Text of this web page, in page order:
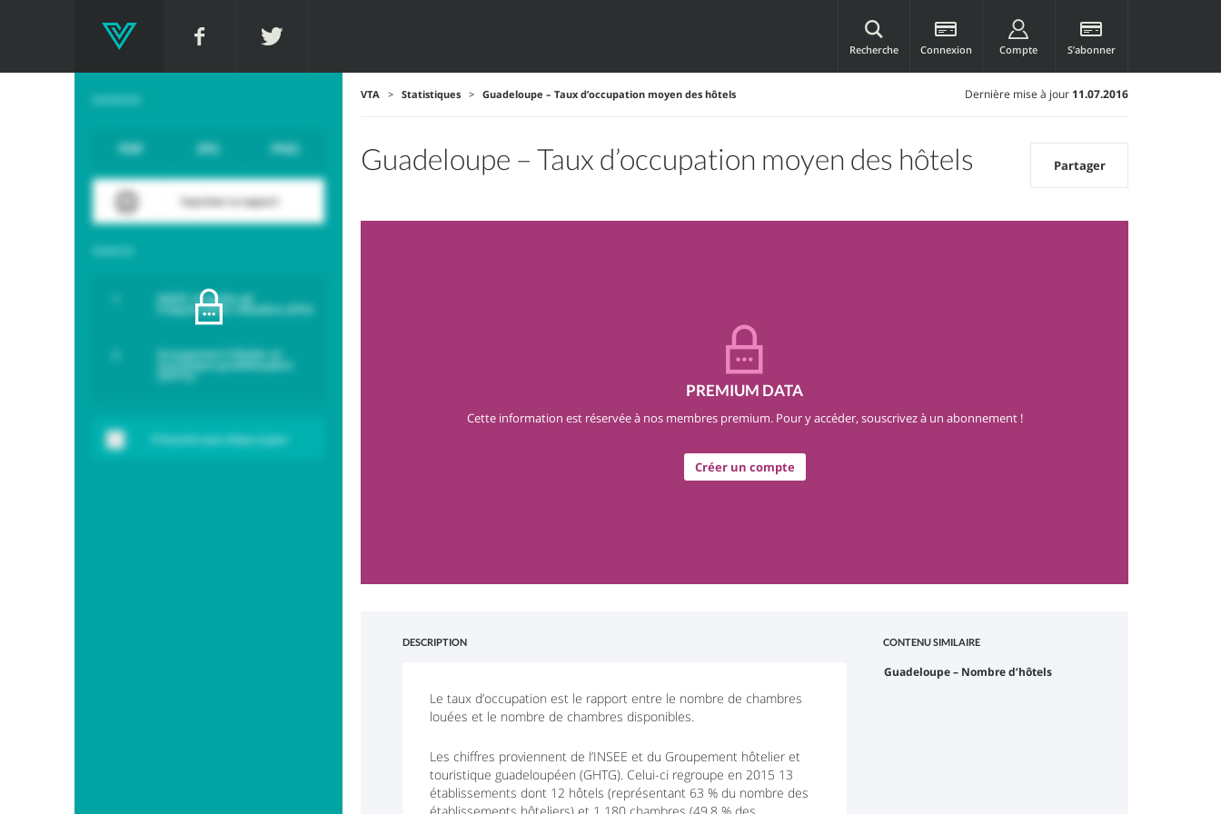
Recherche Connexion Compte S’abonner
PDF JPG PNG
Imprimer ce rapport
INSEE, Enquête de
Fréquentation Hôtelière (EFH)
Groupement hôtelier et
touristique guadeloupéen
(GHTG)
S'inscrire aux mises à jour
VTA > Statistiques > Guadeloupe – Taux d’occupation moyen des hôtels Dernière mise à jour 11.07.2016
Guadeloupe – Taux d’occupation moyen des hôtels Partager
PREMIUM DATA
Cette information est réservée à nos membres premium. Pour y accéder, souscrivez à un abonnement !
Créer un compte
DESCRIPTION
Le taux d’occupation est le rapport entre le nombre de chambres
louées et le nombre de chambres disponibles.
Les chiffres proviennent de l’INSEE et du Groupement hôtelier et
touristique guadeloupéen (GHTG). Celui-ci regroupe en 2015 13
établissements dont 12 hôtels (représentant 63 % du nombre des
CONTENU SIMILAIRE
Guadeloupe – Nombre d’hôtels